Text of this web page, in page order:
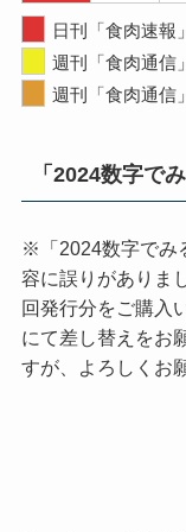
日刊「食肉速報
週刊「食肉通信
週刊「食肉通信
「2024数字で
※「2024数字でみ
容に誤りがありま
回発行分をご購入
にて差し替えをお
すが、よろしくお